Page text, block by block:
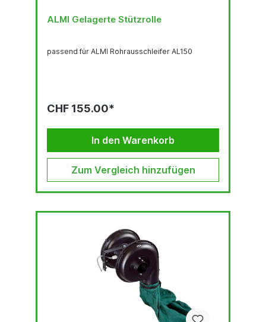
ALMI Gelagerte Stützrolle
passend für ALMI Rohrausschleifer AL150
CHF 155.00*
In den Warenkorb
Zum Vergleich hinzufügen